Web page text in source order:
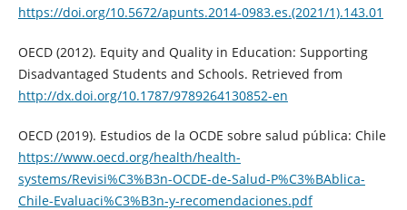
https://doi.org/10.5672/apunts.2014-0983.es.(2021/1).143.01
OECD (2012). Equity and Quality in Education: Supporting
Disadvantaged Students and Schools. Retrieved from
http://dx.doi.org/10.1787/9789264130852-en
OECD (2019). Estudios de la OCDE sobre salud pública: Chile
https://www.oecd.org/health/health-
systems/Revisi%C3%B3n-OCDE-de-Salud-P%C3%BAblica-
Chile-Evaluaci%C3%B3n-y-recomendaciones.pdf